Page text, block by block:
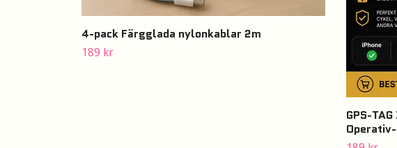
4-pack Färgglada nylonkablar 2m
189 kr
GPS-
Operativ-